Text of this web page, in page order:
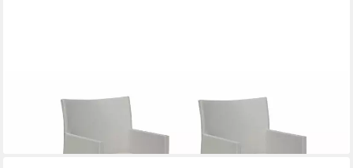
Gartenstuhl Gartensessel-Set Sol 2 Stk.
lieferbar - in 5-6 Werktagen bei dir